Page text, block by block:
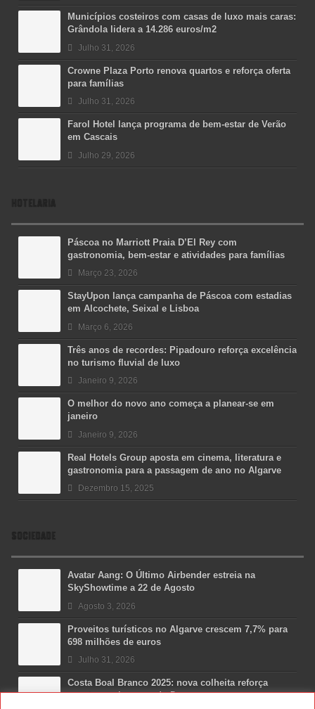
Municípios costeiros com casas de luxo mais caras:
Grândola lidera a 14.286 euros/m2
Julho 31, 2026
Crowne Plaza Porto renova quartos e reforça oferta
para famílias
Julho 31, 2026
Farol Hotel lança programa de bem-estar de Verão
em Cascais
Julho 29, 2026
HOTELARIA
Páscoa no Marriott Praia D’El Rey com
gastronomia, bem-estar e atividades para famílias
Março 23, 2026
StayUpon lança campanha de Páscoa com estadias
em Alcochete, Seixal e Lisboa
Março 6, 2026
Três anos de recordes: Pipadouro reforça excelência
no turismo fluvial de luxo
Janeiro 9, 2026
O melhor do novo ano começa a planear-se em
janeiro
Janeiro 9, 2026
Real Hotels Group aposta em cinema, literatura e
gastronomia para a passagem de ano no Algarve
Dezembro 15, 2025
SOCIEDADE
Avatar Aang: O Último Airbender estreia na
SkyShowtime a 22 de Agosto
Agosto 3, 2026
Proveitos turísticos no Algarve crescem 7,7% para
698 milhões de euros
Julho 31, 2026
Costa Boal Branco 2025: nova colheita reforça
aposta nos brancos do Douro